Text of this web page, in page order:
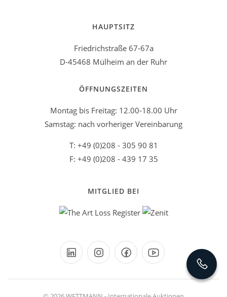
HAUPTSITZ
Friedrichstraße 67-67a
D-45468 Mülheim an der Ruhr
ÖFFNUNGSZEITEN
Montag bis Freitag: 12.00-18.00 Uhr
Samstag: nach vorheriger Vereinbarung
T: +49 (0)208 - 305 90 81
F: +49 (0)208 - 439 17 35
MITGLIED BEI